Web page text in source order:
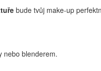
bude tvůj make-up
nebo blenderem.